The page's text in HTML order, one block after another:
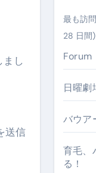
／FDA／ソ
レ #美容 #健康 #
#美容 #健康 #雑
レ #美容 #健康 #
まし
送信
最も訪
28 日間)
Forum
日曜劇
バウア
育毛、
る！